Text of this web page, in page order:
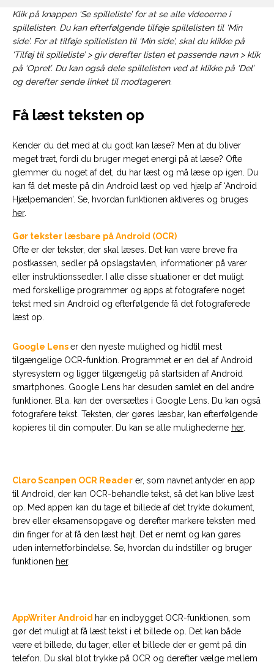
Klik på knappen ‘Se spilleliste’ for at se alle videoerne i
spillelisten. Du kan efterfølgende tilføje spillelisten til ‘Min
side’. For at tilføje spillelisten til ‘Min side’, skal du klikke på
‘Tilføj til spilleliste’ > giv derefter listen et passende navn > klik
på ‘Opret’. Du kan også dele spillelisten ved at klikke på ‘Del’
og derefter sende linket til modtageren.
Få læst teksten op
Kender du det med at du godt kan læse? Men at du bliver
meget træt, fordi du bruger meget energi på at læse? Ofte
glemmer du noget af det, du har læst og må læse op igen. Du
kan få det meste på din Android læst op ved hjælp af ‘Android
Hjælpemanden’. Se, hvordan funktionen aktiveres og bruges
her.
Gør tekster læsbare på Android (OCR)
Ofte er der tekster, der skal læses. Det kan være breve fra
postkassen, sedler på opslagstavlen, informationer på varer
eller instruktionssedler. I alle disse situationer er det muligt
med forskellige programmer og apps at fotografere noget
tekst med sin Android og efterfølgende få det fotograferede
læst op.
Google Lenser den nyeste mulighed og hidtil mest
tilgængelige OCR-funktion. Programmet er en del af Android
styresystem og ligger tilgængelig på startsiden af Android
smartphones. Google Lens har desuden samlet en del andre
funktioner. Bl.a. kan der oversættes i Google Lens. Du kan også
fotografere tekst. Teksten, der gøres læsbar, kan efterfølgende
kopieres til din computer. Du kan se alle mulighederne her.
Claro Scanpen OCR Reader er, som navnet antyder en app
til Android, der kan OCR-behandle tekst, så det kan blive læst
op. Med appen kan du tage et billede af det trykte dokument,
brev eller eksamensopgave og derefter markere teksten med
din finger for at få den læst højt. Det er nemt og kan gøres
uden internetforbindelse. Se, hvordan du indstiller og bruger
funktionen her.
AppWriter Android har en indbygget OCR-funktionen, som
gør det muligt at få læst tekst i et billede op. Det kan både
være et billede, du tager, eller et billede der er gemt på din
telefon. Du skal blot trykke på OCR og derefter vælge mellem